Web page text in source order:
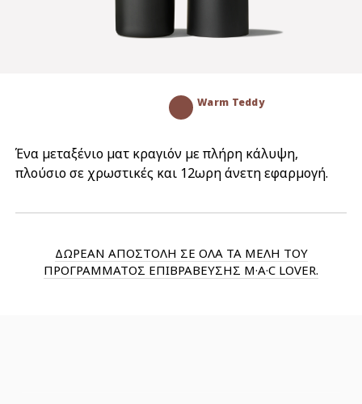
Ένα μεταξένιο ματ κραγιόν με πλήρη κάλυψη,
πλούσιο σε χρωστικές και 12ωρη άνετη εφαρμογή.
Warm Teddy
ΔΩΡΕΑΝ ΑΠΟΣΤΟΛΗ ΣΕ ΟΛΑ ΤΑ ΜΕΛΗ ΤΟΥ
ΠΡΟΓΡΑΜΜΑΤΟΣ ΕΠΙΒΡΑΒΕΥΣΗΣ M·A·C LOVER.